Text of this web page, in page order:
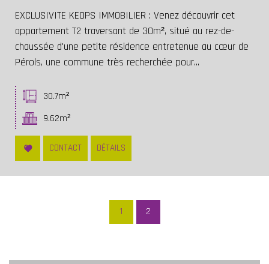
EXCLUSIVITE KEOPS IMMOBILIER : Venez découvrir cet
appartement T2 traversant de 30m², situé au rez-de-
chaussée d'une petite résidence entretenue au cœur de
Pérols, une commune très recherchée pour...
30.7m²
9.62m²
CONTACT DÉTAILS
1 2